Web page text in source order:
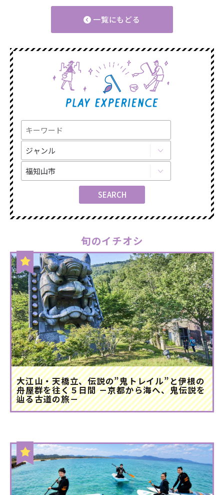
一覧にもどる
旬のイチオシ
大江山・天橋立、伝説の”鬼トレイル”と伊根の
舟屋群を往く５日間 －京都から海へ、鬼伝説を
辿る古道の旅－